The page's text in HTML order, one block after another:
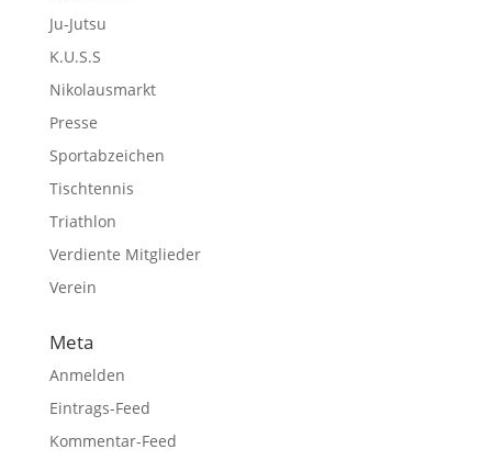
Ju-Jutsu
K.U.S.S
Nikolausmarkt
Presse
Sportabzeichen
Tischtennis
Triathlon
Verdiente Mitglieder
Verein
Meta
Anmelden
Eintrags-Feed
Kommentar-Feed